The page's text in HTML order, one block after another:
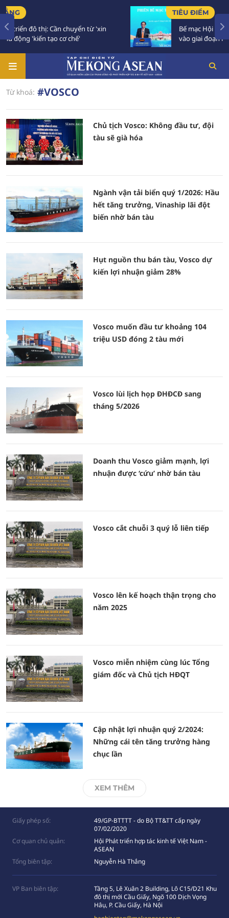
Cần chuyển từ 'xin
tạo cơ chế'
TIÊU ĐIỂM
Bế mạc Hội nghị Ngoại giao
vào giai đoạn hành động mới
Từ khoá: #VOSCO
Chủ tịch Vosco: Không đầu tư, đội
tàu sẽ già hóa
Ngành vận tải biển quý 1/2026: Hầu
hết tăng trưởng, Vinaship lãi đột
biến nhờ bán tàu
Hụt nguồn thu bán tàu, Vosco dự
kiến lợi nhuận giảm 28%
Vosco muốn đầu tư khoảng 104
triệu USD đóng 2 tàu mới
Vosco lùi lịch họp ĐHĐCĐ sang
tháng 5/2026
Doanh thu Vosco giảm mạnh, lợi
nhuận được ‘cứu’ nhờ bán tàu
Vosco cắt chuỗi 3 quý lỗ liên tiếp
Vosco lên kế hoạch thận trọng cho
năm 2025
Vosco miễn nhiệm cùng lúc Tổng
giám đốc và Chủ tịch HĐQT
Cập nhật lợi nhuận quý 2/2024:
Những cái tên tăng trưởng hàng
chục lần
XEM THÊM
Giấy phép số:
49/GP-BTTTT - do Bộ TT&TT cấp ngày
07/02/2020
Cơ quan chủ quản:
Hội Phát triển hợp tác kinh tế Việt Nam -
ASEAN
Tổng biên tập:
Nguyễn Hà Thắng
VP Ban biên tập:
Tầng 5, Lê Xuân 2 Building, Lô C15/D21 Khu
đô thị mới Cầu Giấy, Ngõ 100 Dịch Vọng
Hâụ, P. Cầu Giấy, Hà Nội